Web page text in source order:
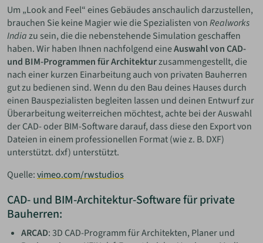
Um „Look and Feel“ eines Gebäudes anschaulich darzustellen,
brauchen Sie keine Magier wie die Spezialisten vonRealworks
Indiazu sein, die die nebenstehende Simulation geschaffen
haben. Wir haben Ihnen nachfolgend eineAuswahl von CAD-
und BIM-Programmen für Architekturzusammengestellt, die
nach einer kurzen Einarbeitung auch von privaten Bauherren
gut zu bedienen sind. Wenn du den Bau deines Hauses durch
einen Bauspezialisten begleiten lassen und deinen Entwurf zur
Überarbeitung weiterreichen möchtest, achte bei der Auswahl
der CAD- oder BIM-Software darauf, dass diese den Export von
Dateien in einem professionellen Format (wie z. B. DXF)
unterstützt. dxf) unterstützt.
Quelle:vimeo.com/rwstudios
CAD- und BIM-Architektur-Software für private
Bauherren:
ARCAD: 3D CAD-Programm für Architekten, Planer und